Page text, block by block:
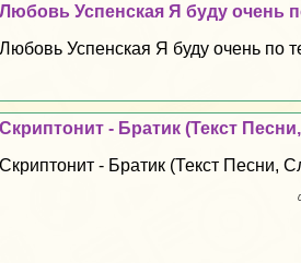
Любовь Успенская Я буду очень
Любовь Успенская Я буду очень по
Скриптонит - Братик (Текст
Скриптонит - Братик (Текст Песни,